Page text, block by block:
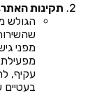
תקינות
הגולש
מפני
עקיף,
בעטיים